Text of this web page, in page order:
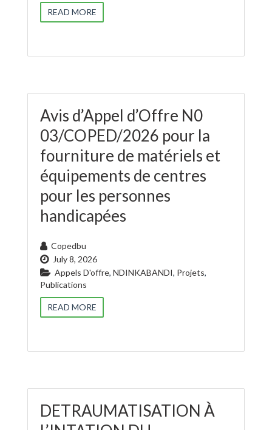
READ MORE
Avis d’Appel d’Offre N0
03/COPED/2026 pour la
fourniture de matériels et
équipements de centres
pour les personnes
handicapées
Copedbu
July 8, 2026
Appels D'offre, NDINKABANDI, Projets,
Publications
READ MORE
DETRAUMATISATION À